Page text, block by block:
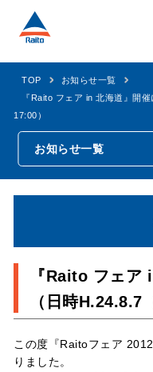
TOP
お知らせ一覧
『Raito フェア in 北海道』開
17:00）
お知らせ一覧
『Raito フェア
（日時H.24.8.7
この度『Raitoフェア
りました。